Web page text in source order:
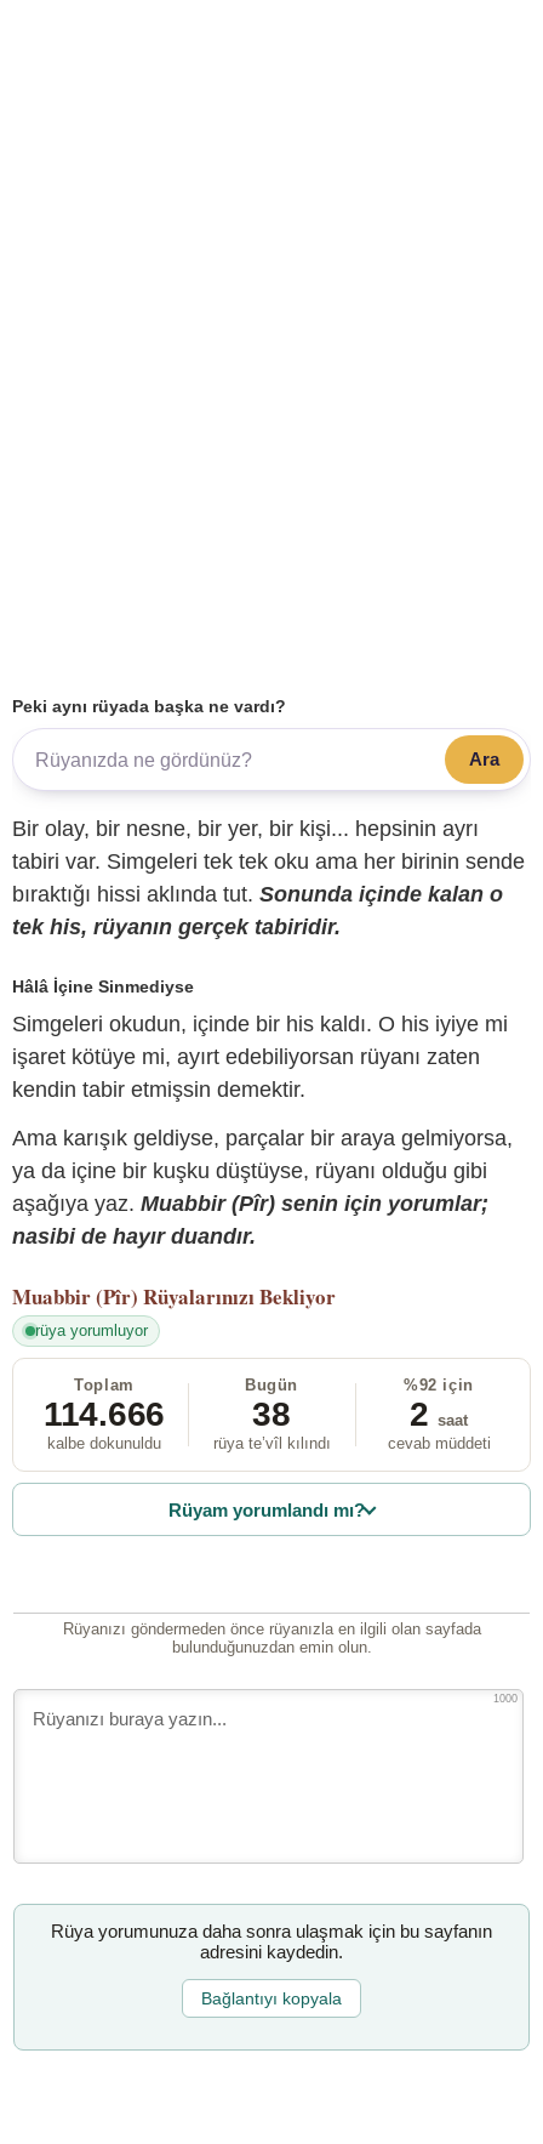
Peki aynı rüyada başka ne vardı?
Ara
Bir olay, bir nesne, bir yer, bir kişi... hepsinin ayrı
tabiri var. Simgeleri tek tek oku ama her birinin sende
bıraktığı hissi aklında tut. Sonunda içinde kalan o
tek his, rüyanın gerçek tabiridir.
Hâlâ İçine Sinmediyse
Simgeleri okudun, içinde bir his kaldı. O his iyiye mi
işaret kötüye mi, ayırt edebiliyorsan rüyanı zaten
kendin tabir etmişsin demektir.
Ama karışık geldiyse, parçalar bir araya gelmiyorsa,
ya da içine bir kuşku düştüyse, rüyanı olduğu gibi
aşağıya yaz. Muabbir (Pîr) senin için yorumlar;
nasibi de hayır duandır.
Muabbir (Pîr) Rüyalarınızı Bekliyor
rüya yorumluyor
Toplam
114.666
kalbe dokunuldu
Bugün
38
rüya te’vîl kılındı
%92 için
2 saat
cevab müddeti
Rüyam yorumlandı mı?
Rüyanızı göndermeden önce rüyanızla en ilgili olan sayfada
bulunduğunuzdan emin olun.
1000
Rüya yorumunuza daha sonra ulaşmak için bu sayfanın
adresini kaydedin.
Bağlantıyı kopyala